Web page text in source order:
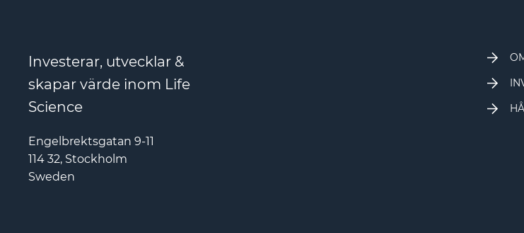
Investerar, utvecklar &
skapar värde inom Life
Science
Engelbrektsgatan 9-11
114 32, Stockholm
Sweden